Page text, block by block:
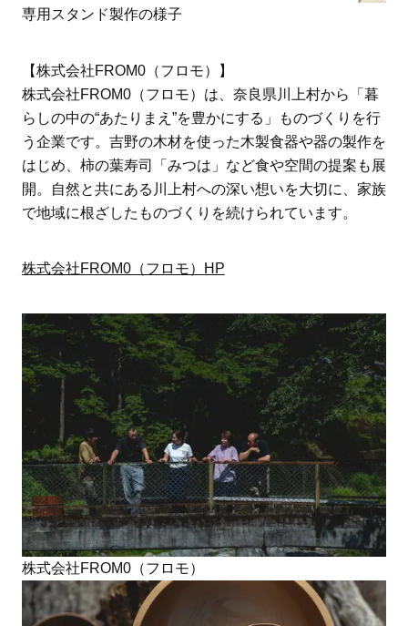
専用スタンド製作の様子
【株式会社FROM0（フロモ）】
株式会社FROM0（フロモ）は、奈良県川上村から「暮
らしの中の“あたりまえ”を豊かにする」ものづくりを行
う企業です。吉野の木材を使った木製食器や器の製作を
はじめ、柿の葉寿司「みつは」など食や空間の提案も展
開。自然と共にある川上村への深い想いを大切に、家族
で地域に根ざしたものづくりを続けられています。
株式会社FROM0（フロモ）HP
株式会社FROM0（フロモ）